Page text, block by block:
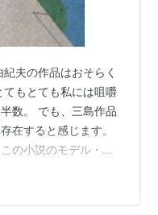
夫の作品はおそらく
てもとても私には咀嚼
数。 でも、三島作品
在すると感じます。
の小説のモデル・安
安部譲二さん。 ご本
当にすごい人。 「塀